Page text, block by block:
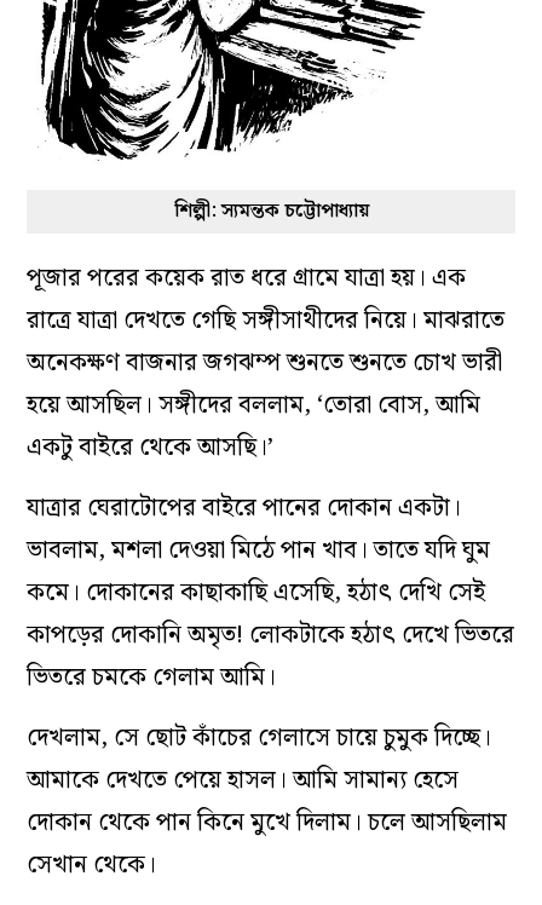
শিল্পী: স্যমন্তক চট্টোপাধ্যায়
পূজার পরের কয়েক রাত ধরে গ্রামে যাত্রা হয়। এক
রাত্রে যাত্রা দেখতে গেছি সঙ্গীসাথীদের নিয়ে। মাঝরাতে
অনেকক্ষণ বাজনার জগঝম্প শুনতে শুনতে চোখ ভারী
হয়ে আসছিল। সঙ্গীদের বললাম, ‘তোরা বোস, আমি
একটু বাইরে থেকে আসছি।’
যাত্রার ঘেরাটোপের বাইরে পানের দোকান একটা।
ভাবলাম, মশলা দেওয়া মিঠে পান খাব। তাতে যদি ঘুম
কমে। দোকানের কাছাকাছি এসেছি, হঠাৎ দেখি সেই
কাপড়ের দোকানি অমৃত! লোকটাকে হঠাৎ দেখে ভিতরে
ভিতরে চমকে গেলাম আমি।
দেখলাম, সে ছোট কাঁচের গেলাসে চায়ে চুমুক দিচ্ছে।
আমাকে দেখতে পেয়ে হাসল। আমি সামান্য হেসে
দোকান থেকে পান কিনে মুখে দিলাম। চলে আসছিলাম
সেখান থেকে।